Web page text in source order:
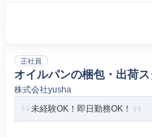
正社員
オイルパンの梱包・出荷ス
株式会社yusha
未経験OK！即日勤務OK！